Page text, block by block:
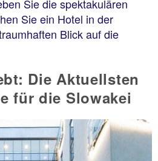
Sie die spektakulären
Sie ein Hotel in der
Blick auf die
Die Aktuellsten
für die Slowakei